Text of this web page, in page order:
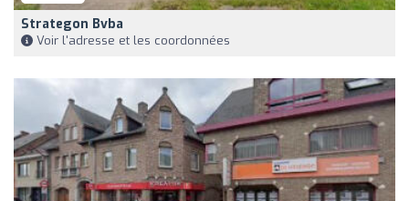
Strategon Bvba
Voir l'adresse et les coordonnées